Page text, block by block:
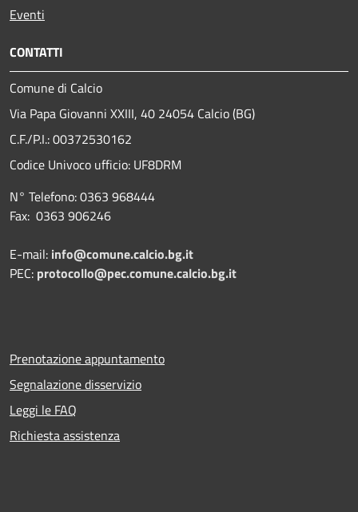
Eventi
CONTATTI
Comune di Calcio
Via Papa Giovanni XXIII, 40 24054 Calcio (BG)
C.F./P.I.: 00372530162
Codice Univoco ufficio: UF8DRM
N° Telefono: 0363 968444
Fax: 0363 906246
E-mail: info@comune.calcio.bg.it
PEC: protocollo@pec.comune.calcio.bg.it
Prenotazione appuntamento
Segnalazione disservizio
Leggi le FAQ
Richiesta assistenza